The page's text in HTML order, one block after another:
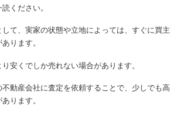
ください。
て、実家の状態や立地によっては、すぐに買主
ります。
安くでしか売れない場合があります。
動産会社に査定を依頼することで、少しでも高
ります。